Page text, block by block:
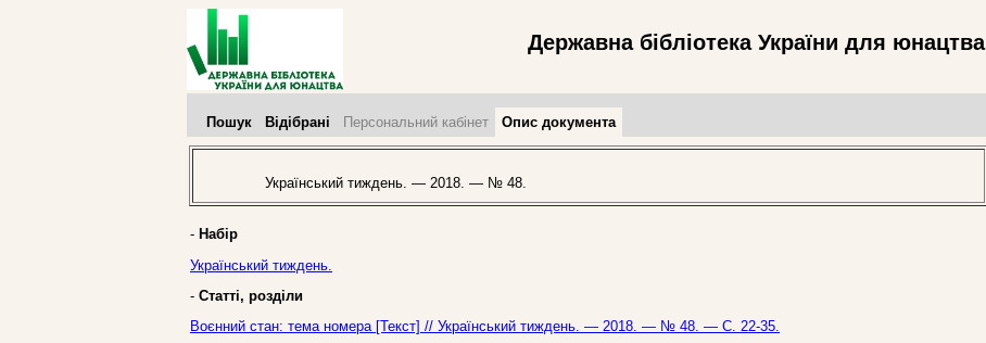
Державна бібліотека України для юнацтва
Пошук Відібрані Персональний кабінет Опис документа
Український тиждень. — 2018. — № 48.
- Набір
Український тиждень.
- Статті, розділи
Воєнний стан: тема номера [Текст] // Український тиждень. — 2018. — № 48. — С. 22-35.